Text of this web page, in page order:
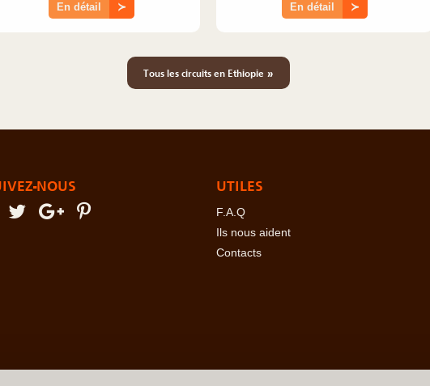
En détail ≻ En détail ≻
Tous les circuits en Ethiopie »
NOUS UTILES
F.A.Q
Ils nous aident
Contacts